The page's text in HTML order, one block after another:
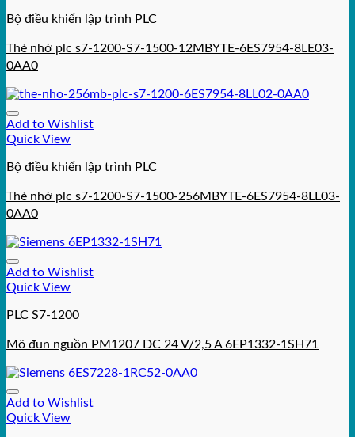
Bộ điều khiển lập trình PLC
Thẻ nhớ plc s7-1200-S7-1500-12MBYTE-6ES7954-8LE03-
0AA0
Add to Wishlist
Quick View
Bộ điều khiển lập trình PLC
Thẻ nhớ plc s7-1200-S7-1500-256MBYTE-6ES7954-8LL03-
0AA0
Add to Wishlist
Quick View
PLC S7-1200
Mô đun nguồn PM1207 DC 24 V/2,5 A 6EP1332-1SH71
Add to Wishlist
Quick View